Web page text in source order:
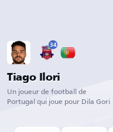
34
Tiago Ilori
Un joueur de football de
Portugal qui joue pour Dila Gori